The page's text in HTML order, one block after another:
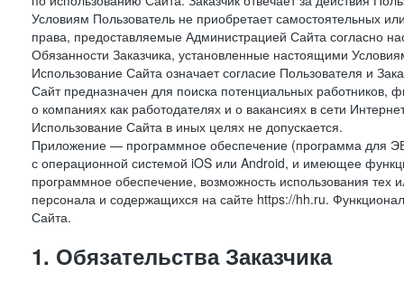
Условиям Пользователь не приобретает самостоятельных
права, предоставляемые Администрацией Сайта согласно
Обязанности Заказчика, установленные настоящими
Использование Сайта означает согласие Пользователя и
Сайт предназначен для поиска потенциальных
о компаниях как работодателях и о вакансиях в сети
Использование Сайта в иных целях не допускается.
Приложение — программное обеспечение (программа для
с операционной системой iOS или Android, и имеющее
программное обеспечение, возможность использования
персонала и содержащихся на сайте https://hh.ru.
Сайта.
1. Обязательства Заказчика